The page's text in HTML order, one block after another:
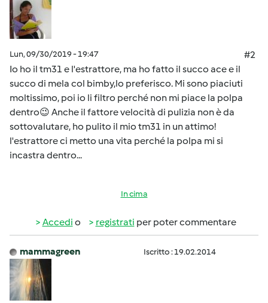
Lun, 09/30/2019 - 19:47
#2
Io ho il tm31 e l'estrattore, ma ho fatto il succo ace e il
succo di mela col bimby,lo preferisco. Mi sono piaciuti
moltissimo, poi io li filtro perché non mi piace la polpa
dentro😉 Anche il fattore velocità di pulizia non è da
sottovalutare, ho pulito il mio tm31 in un attimo!
l'estrattore ci metto una vita perché la polpa mi si
incastra dentro...
In cima
Accedi o registrati per poter commentare
mammagreen Iscritto : 19.02.2014